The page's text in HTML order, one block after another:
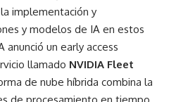
implementación y
y modelos de IA en estos
anunció un early access
llamado NVIDIA Fleet
de nube híbrida combina la